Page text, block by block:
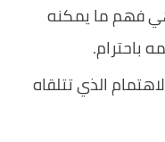
فهم ما يمكنه
باحترام.
الذي تتلقاه